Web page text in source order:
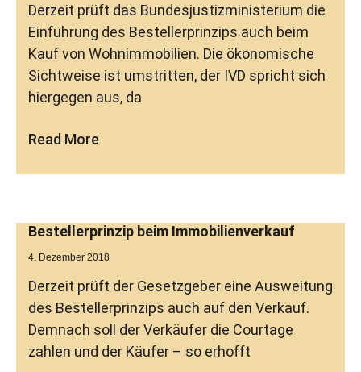
Derzeit prüft das Bundesjustizministerium die
Einführung des Bestellerprinzips auch beim
Kauf von Wohnimmobilien. Die ökonomische
Sichtweise ist umstritten, der IVD spricht sich
hiergegen aus, da
Read More
Bestellerprinzip beim Immobilienverkauf
4. Dezember 2018
Derzeit prüft der Gesetzgeber eine Ausweitung
des Bestellerprinzips auch auf den Verkauf.
Demnach soll der Verkäufer die Courtage
zahlen und der Käufer – so erhofft